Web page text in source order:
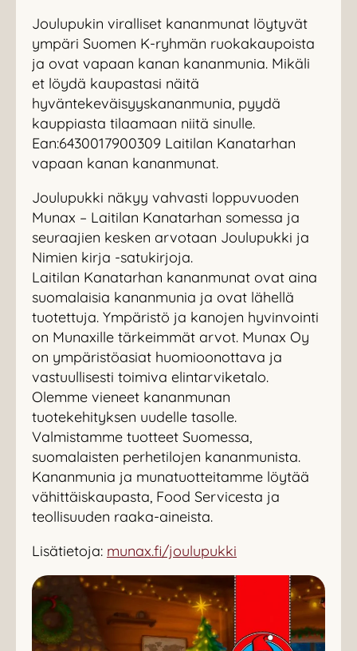
Joulupukin viralliset kananmunat löytyvät
ympäri Suomen K-ryhmän ruokakaupoista
ja ovat vapaan kanan kananmunia. Mikäli
et löydä kaupastasi näitä
hyväntekeväisyyskananmunia, pyydä
kauppiasta tilaamaan niitä sinulle.
Ean:6430017900309 Laitilan Kanatarhan
vapaan kanan kananmunat.
Joulupukki näkyy vahvasti loppuvuoden
Munax – Laitilan Kanatarhan somessa ja
seuraajien kesken arvotaan Joulupukki ja
Nimien kirja -satukirjoja.
Laitilan Kanatarhan kananmunat ovat aina
suomalaisia kananmunia ja ovat lähellä
tuotettuja. Ympäristö ja kanojen hyvinvointi
on Munaxille tärkeimmät arvot. Munax Oy
on ympäristöasiat huomioonottava ja
vastuullisesti toimiva elintarviketalo.
Olemme vieneet kananmunan
tuotekehityksen uudelle tasolle.
Valmistamme tuotteet Suomessa,
suomalaisten perhetilojen kananmunista.
Kananmunia ja munatuotteitamme löytää
vähittäiskaupasta, Food Servicesta ja
teollisuuden raaka-aineista.
Lisätietoja: munax.fi/joulupukki